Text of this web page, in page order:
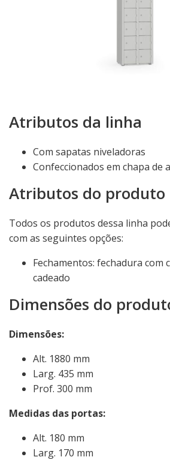
Atributos da linha
Com sapatas niveladoras
Confeccionados em chapa de
Atributos do produto
Todos os produtos dessa linha
com as seguintes opções:
Fechamentos: fechadura com
cadeado
Dimensões do
Dimensões:
Alt. 1880 mm
Larg. 435 mm
Prof. 300 mm
Medidas das portas:
Alt. 180 mm
Larg. 170 mm